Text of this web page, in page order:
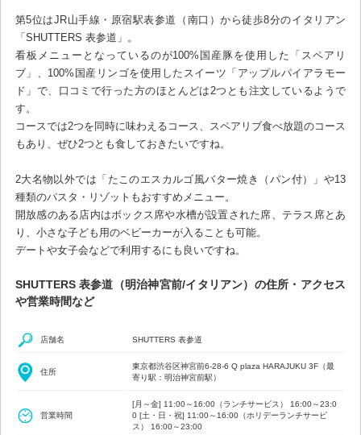
第5位はJR山手線・原宿駅表参道（南口）から徒歩8分のイタリアン
「SHUTTERS 表参道」。
看板メニューとなっているのが100%国産豚を使用した「スペアリ
ブ」、100%国産リンゴを使用したスイーツ「アップルパイアラモー
ド」で、口コミで行った方のほとんどは2つとも注文しているようで
す。
コースでは2つを同時に味わえるコース、スペアリブ食べ放題のコース
もあり、ぜひ2つとも食しておきたいですね。
2大名物以外では「たこのエスカルゴ風バター焼き（パン付）」や13
種類のパスタ・リゾットもおすすめメニュー。
開放感のある店内はボックス席や水槽が設置された席、テラス席とあ
り、小さな子ども用のベビーカーが入ることも可能。
デートや女子会などで利用するにも良いですね。
SHUTTERS 表参道（明治神宮前/イタリアン）の住所・アクセス
や営業時間など
店舗名 SHUTTERS 表参道
住所
東京都渋谷区神宮前6-28-6 Q plaza HARAJUKU 3F（最
寄り駅：明治神宮前駅）
営業時間
[月～金] 11:00～16:00（ランチサービス） 16:00～23:0
0 [土・日・祝] 11:00～16:00（ホリデーランチサービ
ス） 16:00～23:00